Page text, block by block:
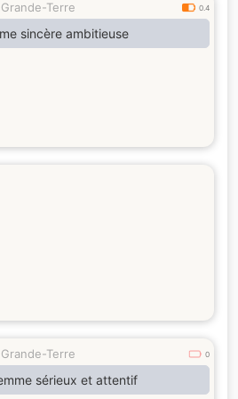
Grande-Terre 0.4
sincère ambitieuse
Grande-Terre 0
sérieux et attentif